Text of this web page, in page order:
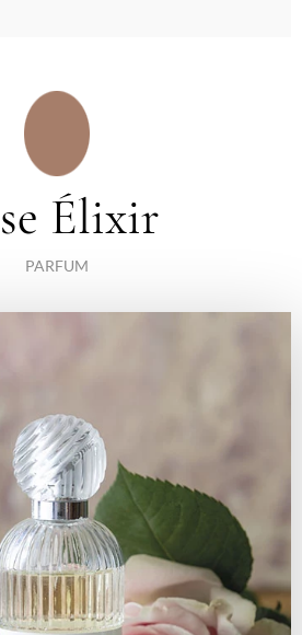
Élixir
PARFUM